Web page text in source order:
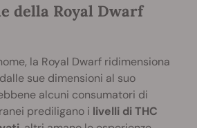
della Royal Dwarf
la Royal Dwarf ridimensiona
sue dimensioni al suo
alcuni consumatori di
prediligano i livelli di THC